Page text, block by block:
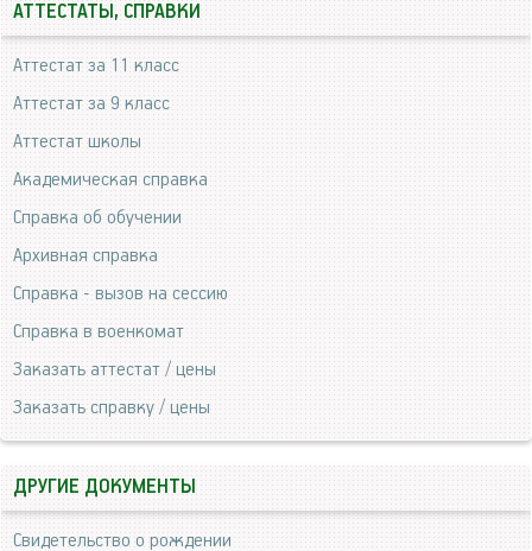
АТТЕСТАТЫ, СПРАВКИ
Аттестат за 11 класс
Аттестат за 9 класс
Аттестат школы
Академическая справка
Справка об обучении
Архивная справка
Справка - вызов на сессию
Справка в военкомат
Заказать аттестат / цены
Заказать справку / цены
ДРУГИЕ ДОКУМЕНТЫ
Свидетельство о рождении